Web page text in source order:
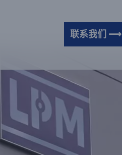
联系我们 ⟶